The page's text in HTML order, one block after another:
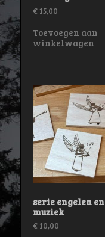
€ 15,00
Toevoegen aan
winkelwagen
serie engelen en
muziek
€ 10,00